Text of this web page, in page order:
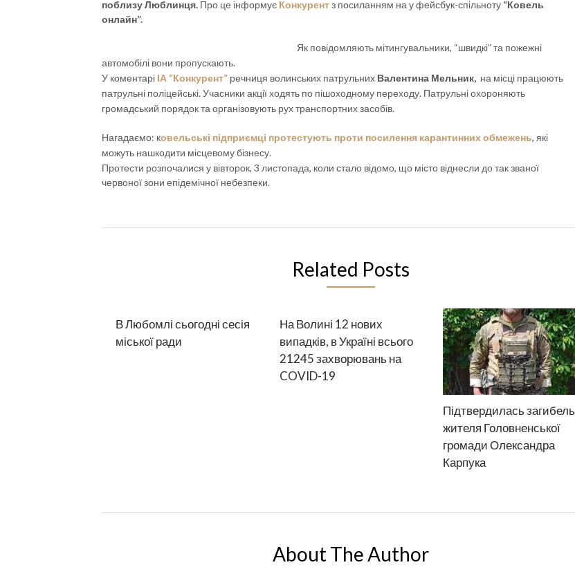
поблизу Люблинця. Про це інформує Конкурентз посиланням на у фейсбук-спільноту “Ковель
онлайн”.
Як повідомляють мітингувальники, “швидкі” та пожежні
автомобілі вони пропускають.
У коментарі ІА “Конкурент” речниця волинських патрульних Валентина Мельник, на місці працюють
патрульні поліцейські. Учасники акції ходять по пішоходному переходу. Патрульні охороняють
громадський порядок та організовують рух транспортних засобів.
Нагадаємо: ковельські підприємці протестують проти посилення карантинних обмежень, які
можуть нашкодити місцевому бізнесу.
Протести розпочалися у вівторок, 3 листопада, коли стало відомо, що місто віднесли до так званої
червоної зони епідемічної небезпеки.
Related Posts
В Любомлі сьогодні сесія
міської ради
На Волині 12 нових
випадків, в Україні всього
21245 захворювань на
COVID-19
Підтвердилась загибель
жителя Головненської
громади Олександра
Карпука
About The Author